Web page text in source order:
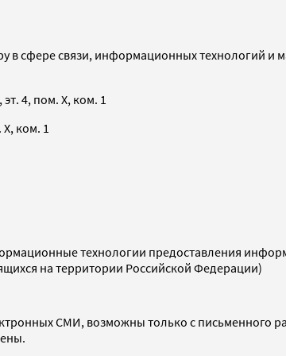
в сфере связи, информационных технологий и
4, пом. X, ком. 1
ком. 1
технологии предоставления
на территории Российской Федерации)
СМИ, возможны только с письменного